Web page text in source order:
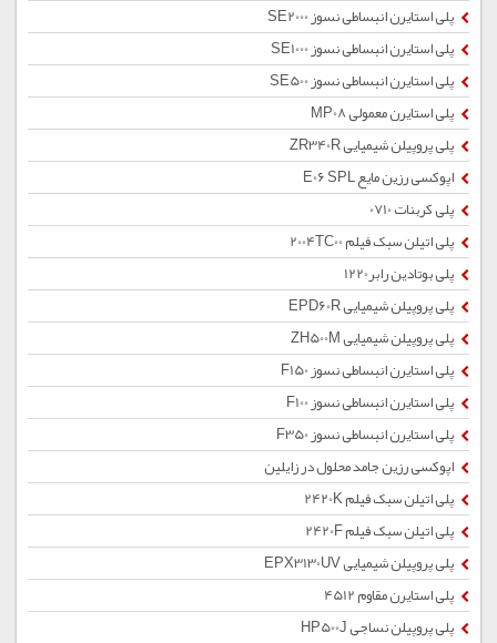
پلی استایرن انبساطی نسوز SE2000
پلی استایرن انبساطی نسوز SE1000
پلی استایرن انبساطی نسوز SE500
پلی استایرن معمولی MP08
پلی پروپیلن شیمیایی ZR340R
اپوکسی رزین مایع E06 SPL
پلی کربنات 0710
پلی اتیلن سبک فیلم 2004TC00
پلی بوتادین رابر1220
پلی پروپیلن شیمیایی EPD60R
پلی پروپیلن شیمیایی ZH500M
پلی استایرن انبساطی نسوز F150
پلی استایرن انبساطی نسوز F100
پلی استایرن انبساطی نسوز F350
اپوکسی رزین جامد محلول در زایلین
پلی اتیلن سبک فیلم 2420K
پلی اتیلن سبک فیلم 2420F
پلی پروپیلن شیمیایی EPX3130UV
پلی استایرن مقاوم 4512
پلی پروپیلن نساجی HP500J